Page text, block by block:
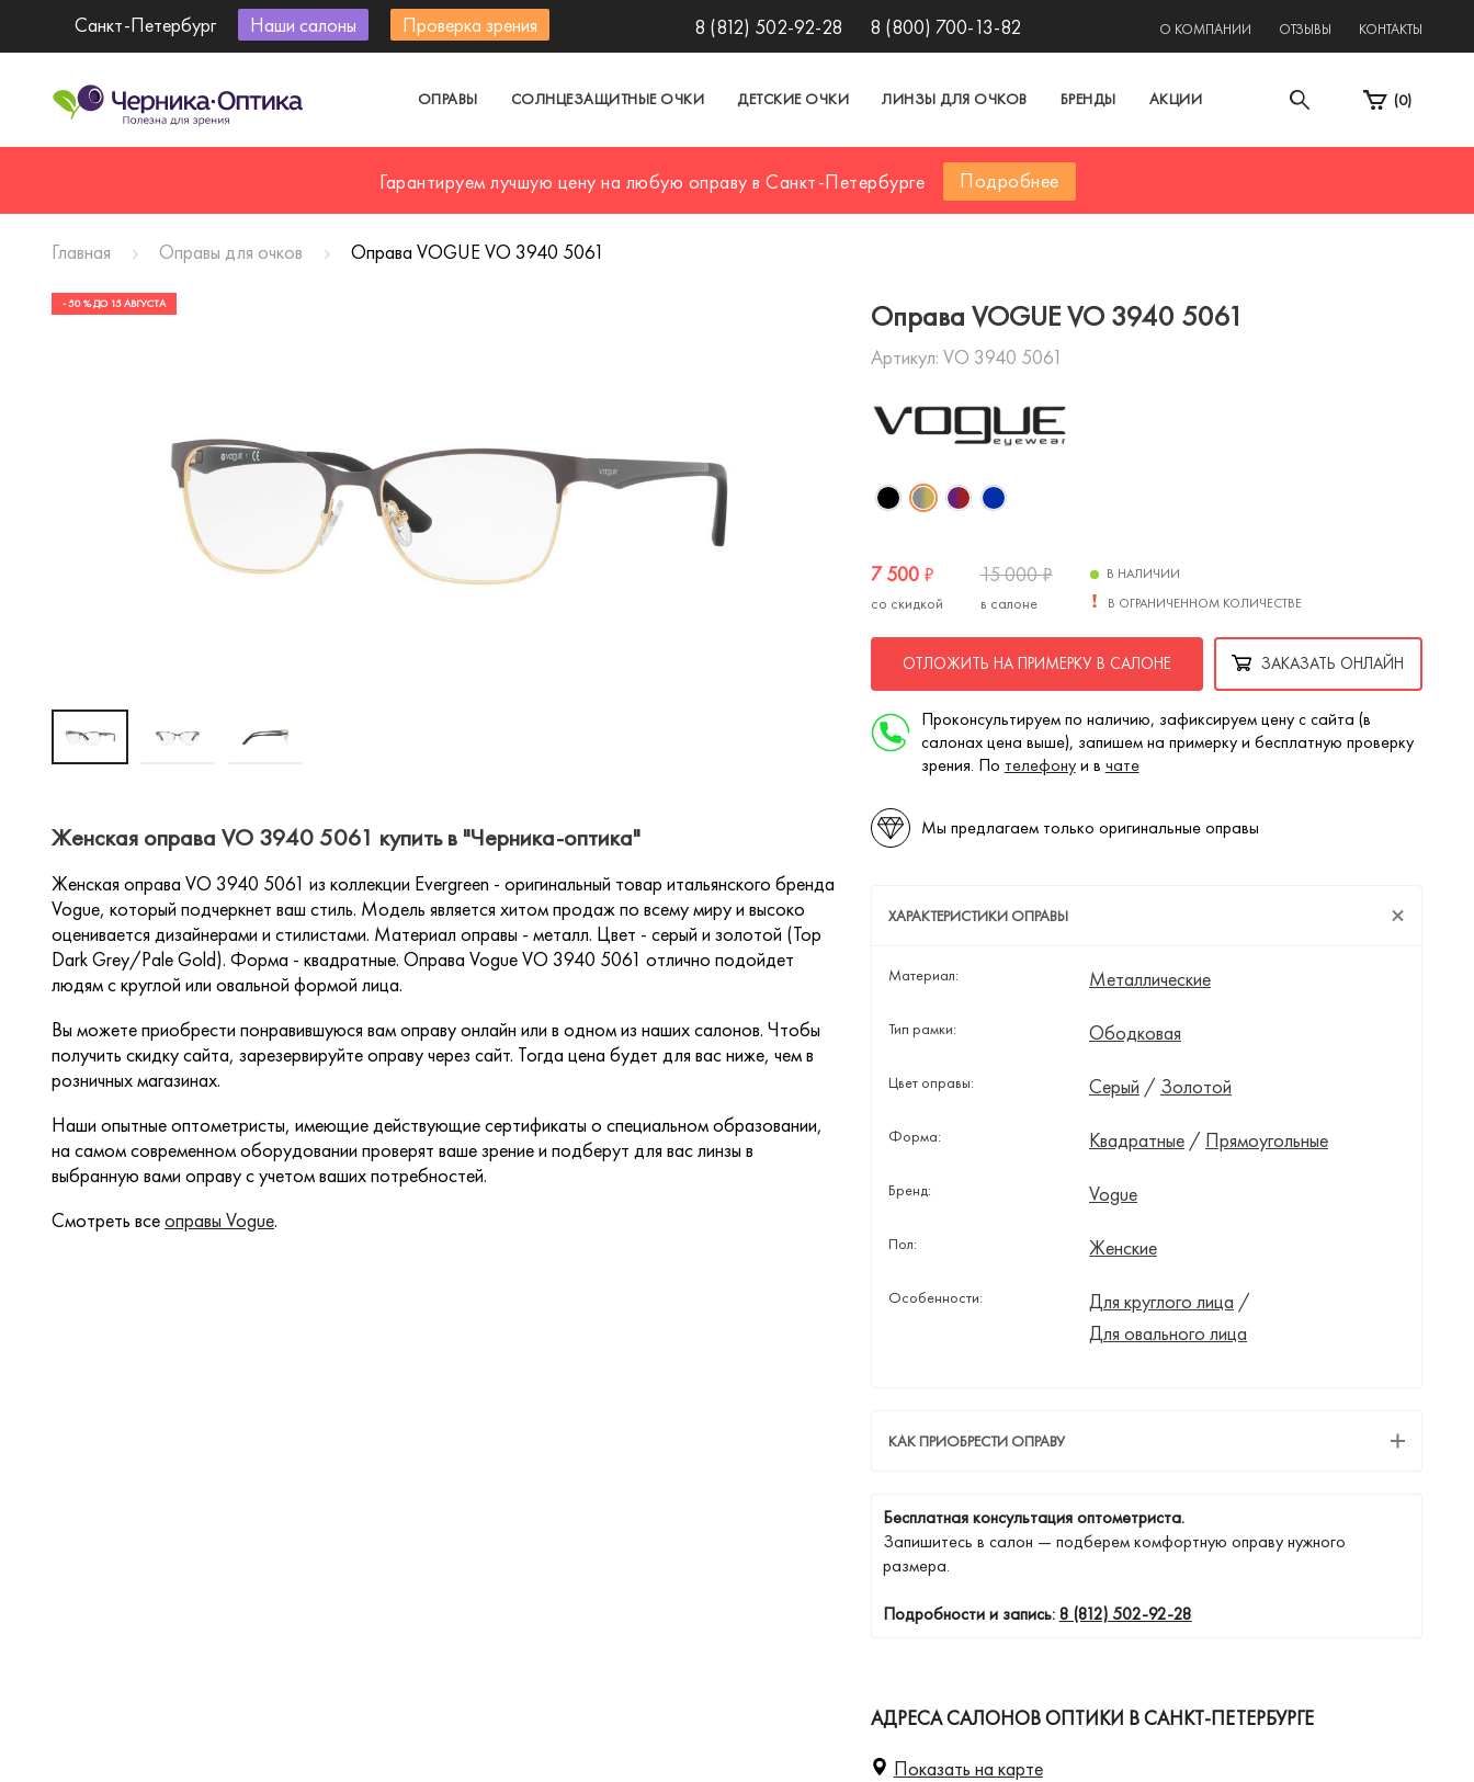
Санкт-Петербург Наши салоны Проверка зрения 8 (812) 502-92-28 8 (800) 700-13-82 О КОМПАНИИ ОТЗЫВЫ КОНТАКТЫ
ОПРАВЫ СОЛНЦЕЗАЩИТНЫЕ ОЧКИ ДЕТСКИЕ ОЧКИ ЛИНЗЫ ДЛЯ ОЧКОВ БРЕНДЫ АКЦИИ (0)
Гарантируем лучшую цену на любую оправу в Санкт-Петербурге Подробнее
Главная Оправы для очков Оправа VOGUE VO 3940 5061
Оправа VOGUE VO 3940 5061
Артикул: VO 3940 5061
7 500 ₽
со скидкой
15 000₽
в салоне
В НАЛИЧИИ
В ОГРАНИЧЕННОМ КОЛИЧЕСТВЕ
ОТЛОЖИТЬ НА ПРИМЕРКУ В САЛОНЕ ЗАКАЗАТЬ ОНЛАЙН
Проконсультируем по наличию, зафиксируем цену с сайта (в
салонах цена выше), запишем на примерку и бесплатную проверку
зрения. По телефонуи в чате
Мы предлагаем только оригинальные оправы
ХАРАКТЕРИСТИКИ ОПРАВЫ
Материал: Металлические
Тип рамки: Ободковая
Цвет оправы: Серый / Золотой
Форма: Квадратные/ Прямоугольные
Бренд: Vogue
Пол: Женские
Особенности: Для круглого лица /
Для овального лица
КАК ПРИОБРЕСТИ ОПРАВУ
Бесплатная консультация оптометриста.
Запишитесь в салон — подберем комфортную оправу нужного
размера.
Подробности и запись:8 (812) 502-92-28
АДРЕСА САЛОНОВ ОПТИКИ В САНКТ-ПЕТЕРБУРГЕ
Показать на карте
- 50 % ДО 15 АВГУСТА
Женская оправа VO 3940 5061 купить в "Черника-оптика"
Женская оправа VO 3940 5061 из коллекции Evergreen - оригинальный товар итальянского бренда
Vogue, который подчеркнет ваш стиль. Модель является хитом продаж по всему миру и высоко
оценивается дизайнерами и стилистами. Материал оправы - металл. Цвет - серый и золотой (Top
Dark Grey/Pale Gold). Форма - квадратные. Оправа Vogue VO 3940 5061 отлично подойдет
людям с круглой или овальной формой лица.
Вы можете приобрести понравившуюся вам оправу онлайн или в одном из наших салонов. Чтобы
получить скидку сайта, зарезервируйте оправу через сайт. Тогда цена будет для вас ниже, чем в
розничных магазинах.
Наши опытные оптометристы, имеющие действующие сертификаты о специальном образовании,
на самом современном оборудовании проверят ваше зрение и подберут для вас линзы в
выбранную вами оправу с учетом ваших потребностей.
Смотреть всеоправы Vogue.